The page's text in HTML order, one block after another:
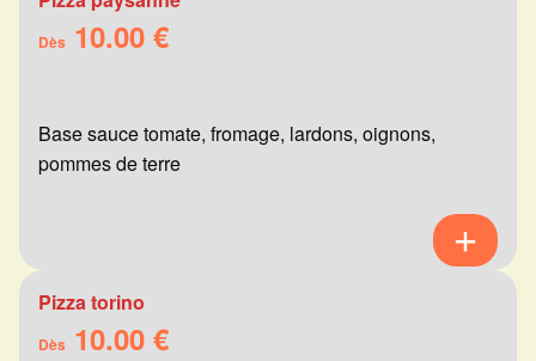
Dès 10.00 €
Base sauce tomate, fromage, lardons, oignons,
pommes de terre
Pizza torino
Dès 10.00 €